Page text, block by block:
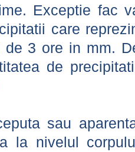
Exceptie fac
care
de 3 ore in mm.
de
sau
la nivelul